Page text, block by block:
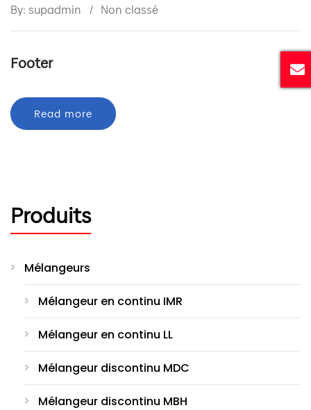
By: supadmin Non classé
Footer
Read more
Produits
Mélangeurs
Mélangeur en continu IMR
Mélangeur en continu LL
Mélangeur discontinu MDC
Mélangeur discontinu MBH